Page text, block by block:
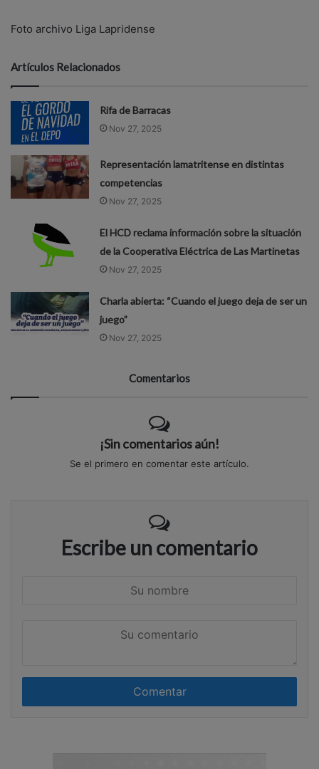
Foto archivo Liga Lapridense
Artículos Relacionados
Rifa de Barracas
Nov 27, 2025
Representación lamatritense en distintas
competencias
Nov 27, 2025
El HCD reclama información sobre la situación
de la Cooperativa Eléctrica de Las Martinetas
Nov 27, 2025
Charla abierta: “Cuando el juego deja de ser un
juego”
Nov 27, 2025
Comentarios
¡Sin comentarios aún!
Se el primero en comentar este artículo.
Escribe un comentario